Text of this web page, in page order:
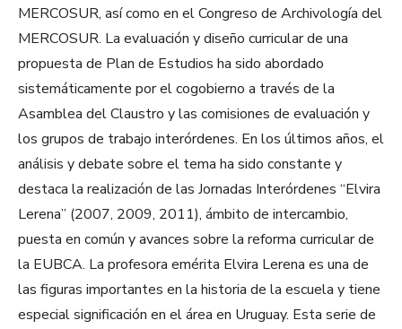
MERCOSUR, así como en el Congreso de Archivología del
MERCOSUR. La evaluación y diseño curricular de una
propuesta de Plan de Estudios ha sido abordado
sistemáticamente por el cogobierno a través de la
Asamblea del Claustro y las comisiones de evaluación y
los grupos de trabajo interórdenes. En los últimos años, el
análisis y debate sobre el tema ha sido constante y
destaca la realización de las Jornadas Interórdenes “Elvira
Lerena” (2007, 2009, 2011), ámbito de intercambio,
puesta en común y avances sobre la reforma curricular de
la EUBCA. La profesora emérita Elvira Lerena es una de
las figuras importantes en la historia de la escuela y tiene
especial significación en el área en Uruguay. Esta serie de